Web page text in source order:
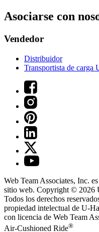
Asociarse con
Vendedor
Distribuidor
Transportista de
Web Team Associates, Inc.
sitio web. Copyright © 2026
Todos los derechos
propiedad intelectual de U-
con licencia de Web Team
Air-Cushioned Ride®